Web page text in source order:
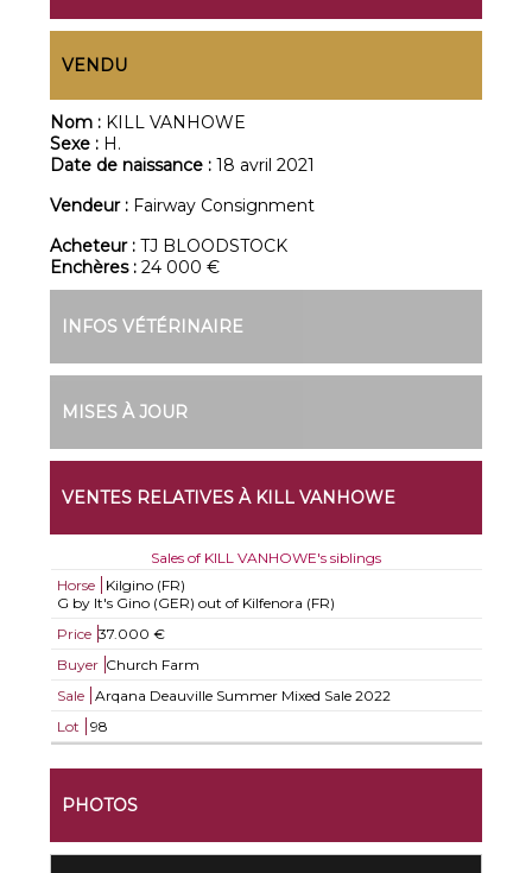
VENDU
Nom : KILL VANHOWE
Sexe : H.
Date de naissance :18 avril 2021
Vendeur : Fairway Consignment
Acheteur :TJ BLOODSTOCK
Enchères :24 000 €
INFOS VÉTÉRINAIRE
MISES À JOUR
VENTES RELATIVES À KILL VANHOWE
Sales of KILL VANHOWE's siblings
Horse
Kilgino (FR)
G by It's Gino (GER) out of Kilfenora (FR)
Price 37.000 €
Buyer Church Farm
Sale
Arqana Deauville Summer Mixed Sale 2022
Lot
98
PHOTOS